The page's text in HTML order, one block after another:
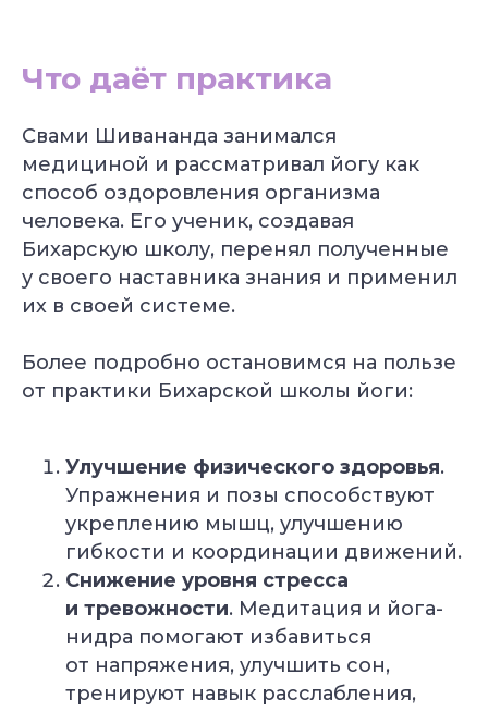
Что даёт практика
Свами Шивананда занимался
медициной и рассматривал йогу как
способ оздоровления организма
человека. Его ученик, создавая
Бихарскую школу, перенял полученные
у своего наставника знания и применил
их в своей системе.
Более подробно остановимся на пользе
от практики Бихарской школы йоги:
Улучшение физического здоровья.
Упражнения и позы способствуют
укреплению мышц, улучшению
гибкости и координации движений.
Снижение уровня стресса
и тревожности. Медитация и йога-
нидра помогают избавиться
от напряжения, улучшить сон,
тренируют навык расслабления,
Бесплатно + бонус до 40 000 ₽
Подберём курс йоги
под вашу цель
Специальное предложение